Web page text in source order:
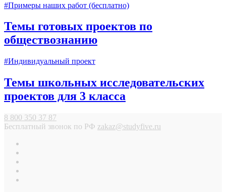
#Примеры наших работ (бесплатно)
Темы готовых проектов по
обществознанию
#Индивидуальный проект
Темы школьных исследовательских
проектов для 3 класса
8 800 350 37 87
Бесплатный звонок по РФ zakaz@studyfive.ru